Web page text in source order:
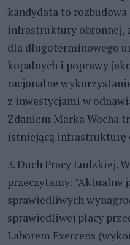
kandydata to
infrastruktury obronnej,
dla długoterminowego
kopalnych i poprawy
racjonalne
z inwestycjami w
Zdaniem Marka Wocha
istniejącą infrastrukturę
3. Duch Pracy Ludzkiej.
przeczytamy: "Aktualne
sprawiedliwych
sprawiedliwej płacy
Laborem Exercens